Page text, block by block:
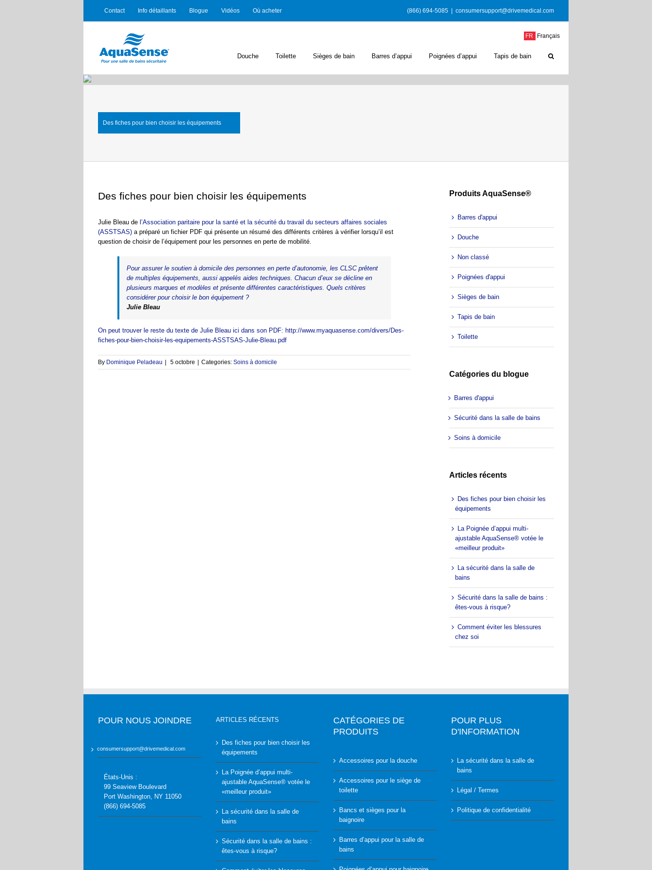
FR Français
Contact Info détaillants Blogue Vidéos Où acheter (866) 694-5085 consumersupport@drivemedical.com
Douche Toilette Sièges de bain Barres d’appui Poignées d’appui Tapis de bain
Des fiches pour bien choisir les équipements
Des fiches pour bien choisir les équipements
Julie Bleau de l’Association paritaire pour la santé et la sécurité du travail du secteurs affaires sociales
(ASSTSAS) a préparé un fichier PDF qui présente un résumé des différents critères à vérifier lorsqu’il est
question de choisir de l’équipement pour les personnes en perte de mobilité.
Pour assurer le soutien à domicile des personnes en perte d’autonomie, les CLSC prêtent
de multiples équipements, aussi appelés aides techniques. Chacun d’eux se décline en
plusieurs marques et modèles et présente différentes caractéristiques. Quels critères
considérer pour choisir le bon équipement ?
Julie Bleau
On peut trouver le reste du texte de Julie Bleau ici dans son PDF: http://www.myaquasense.com/divers/Des-
fiches-pour-bien-choisir-les-equipements-ASSTSAS-Julie-Bleau.pdf
By Dominique Peladeau 5 octobre Categories: Soins à domicile
Produits AquaSense®
Barres d'appui
Douche
Non classé
Poignées d'appui
Sièges de bain
Tapis de bain
Toilette
Catégories du blogue
Barres d'appui
Sécurité dans la salle de bains
Soins à domicile
Articles récents
Des fiches pour bien choisir les
équipements
La Poignée d’appui multi-
ajustable AquaSense® votée le
«meilleur produit»
La sécurité dans la salle de
bains
Sécurité dans la salle de bains :
êtes-vous à risque?
Comment éviter les blessures
chez soi
POUR NOUS JOINDRE
consumersupport@drivemedical.com
États-Unis :
99 Seaview Boulevard
Port Washington, NY 11050
(866) 694-5085
ARTICLES RÉCENTS
Des fiches pour bien choisir les
équipements
La Poignée d’appui multi-
ajustable AquaSense® votée le
«meilleur produit»
La sécurité dans la salle de
bains
Sécurité dans la salle de bains :
êtes-vous à risque?
CATÉGORIES DE
PRODUITS
Accessoires pour la douche
Accessoires pour le siège de
toilette
Bancs et sièges pour la
baignoire
Barres d’appui pour la salle de
bains
POUR PLUS
D'INFORMATION
La sécurité dans la salle de
bains
Légal / Termes
Politique de confidentialité